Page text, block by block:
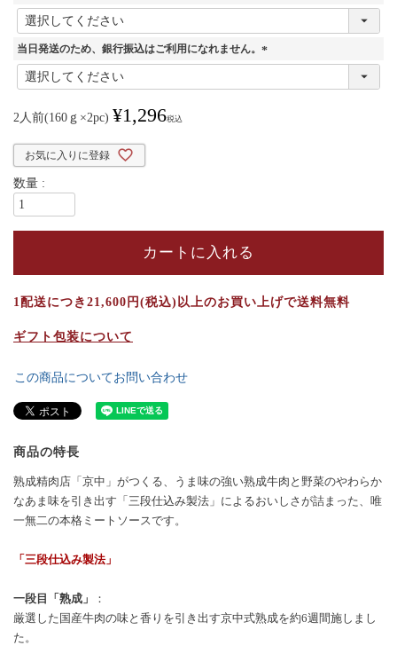
(
当日発送のため、銀行振込はご利用になれません。
(
2人前(160ｇ×2pc) ¥1,296税込
お気に入りに登録
カートに入れる
1配送につき21,600円(税込)以上のお買い上げで送料無料
ギフト包装について
この商品についてお問い合わせ
商品の特長
熟成精肉店「京中」がつくる、うま味の強い熟成牛肉と野菜のやわらか
なあま味を引き出す「三段仕込み製法」によるおいしさが詰まった、唯
一無二の本格ミートソースです。
「三段仕込み製法」
一段目「熟成」
：
厳選した国産牛肉の味と香りを引き出す京中式熟成を約6週間施しまし
た。